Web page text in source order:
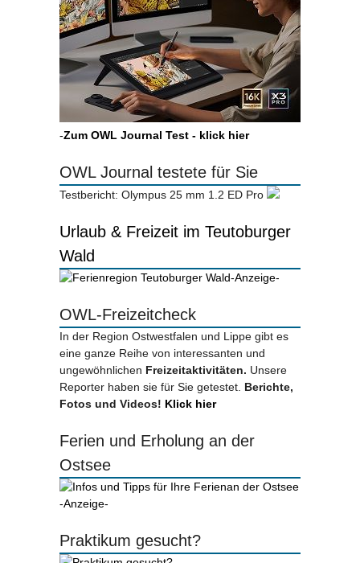
-Zum OWL Journal Test - klick hier
OWL Journal testete für Sie
Testbericht: Olympus 25 mm 1.2 ED Pro
Urlaub & Freizeit im Teutoburger
Wald
-Anzeige-
OWL-Freizeitcheck
In der Region Ostwestfalen und Lippe gibt es
eine ganze Reihe von interessanten und
ungewöhnlichen Freizeitaktivitäten. Unsere
Reporter haben sie für Sie getestet. Berichte,
Fotos und Videos! Klick hier
Ferien und Erholung an der
Ostsee
-Anzeige-
Praktikum gesucht?